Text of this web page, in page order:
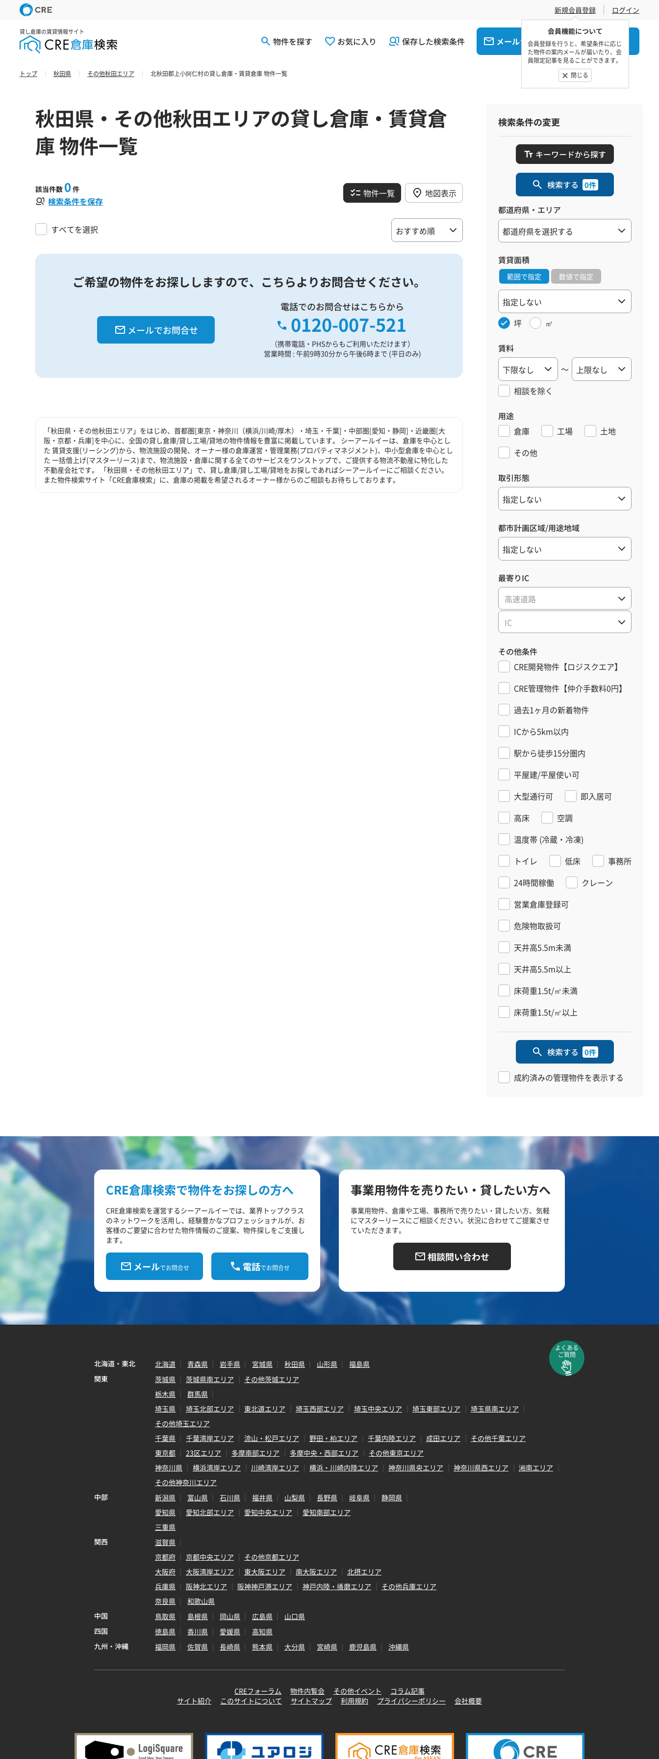
新規会員登録
会員機能について
会員登録を行うと、希望条件に応じ
た物件の案内メールが届いたり、会
員限定記事を見ることができます。
閉じる
ログイン
貸し倉庫の賃貸情報サイト
物件を探す お気に入り 保存した検索条件 メールでお問合せ 電話でお問合せ
トップ 秋田県 その他秋田エリア 北秋田郡上小阿仁村の貸し倉庫・賃貸倉庫 物件一覧
秋田県・その他秋田エリアの貸し倉庫・賃貸倉
庫 物件一覧
該当件数 0 件
検索条件を保存
物件一覧 地図表示
すべてを選択
ご希望の物件をお探ししますので、 こちらよりお問合せください。
メールでお問合せ
電話でのお問合せはこちらから
0120-007-521
（携帯電話・PHSからもご利用いただけます）
営業時間 : 午前9時30分から午後6時まで (平日のみ)
「秋田県・その他秋田エリア」をはじめ、首都圏[東京・神奈川（横浜/川崎/厚木）・埼玉・千葉]・中部圏[愛知・静岡]・近畿圏[大
阪・京都・兵庫]を中心に、全国の貸し倉庫/貸し工場/貸地の物件情報を豊富に掲載しています。 シーアールイーは、倉庫を中心とし
た 賃貸支援(リーシング)から、物流施設の開発、オーナー様の倉庫運営・管理業務(プロパティマネジメント)、中小型倉庫を中心とし
た 一括借上げ(マスターリース)まで、物流施設・倉庫に関する全てのサービスをワンストップで、ご提供する物流不動産に特化した
不動産会社です。 「秋田県・その他秋田エリア」で、貸し倉庫/貸し工場/貸地をお探しであればシーアールイーにご相談ください。
また物件検索サイト「CRE倉庫検索」に、倉庫の掲載を希望されるオーナー様からのご相談もお待ちしております。
検索条件の変更
キーワードから探す
検索する 0件
都道府県・エリア
賃貸面積
範囲で指定 数値で指定
坪 ㎡
賃料
～
相談を除く
用途
倉庫
工場
土地
その他
取引形態
都市計画区域/用途地域
最寄りIC
高速道路
IC
その他条件
CRE開発物件【ロジスクエア】
CRE管理物件【仲介手数料0円】
過去1ヶ月の新着物件
ICから5km以内
駅から徒歩15分圏内
平屋建/平屋使い可
大型通行可
即入居可
高床
空調
温度帯 (冷蔵・冷凍)
トイレ
低床
事務所
24時間稼働
クレーン
営業倉庫登録可
危険物取扱可
天井高5.5m未満
天井高5.5m以上
床荷重1.5t/㎡未満
床荷重1.5t/㎡以上
検索する 0件
成約済みの管理物件を表示する
CRE倉庫検索で物件をお探しの方へ
CRE倉庫検索を運営するシーアールイーでは、業界トップクラス
のネットワークを活用し、経験豊かなプロフェッショナルが、お
客様のご要望に合わせた物件情報のご提案、物件探しをご支援し
ます。
メールでお問合せ 電話でお問合せ
事業用物件を売りたい・貸したい方へ
事業用物件、倉庫や工場、事務所で売りたい・貸したい方、気軽
にマスターリースにご相談ください。状況に合わせてご提案させ
ていただきます。
相談問い合わせ
よくある
ご質問
北海道・東北 北海道 青森県 岩手県 宮城県 秋田県 山形県
福島県
関東
茨城県 茨城県南エリア
その他茨城エリア
栃木県
群馬県
埼玉県
埼玉北部エリア 東北道エリア 埼玉西部エリア 埼玉中央エリア 埼玉東部エリア
埼玉県南エリア
その他埼玉エリア
千葉県
千葉湾岸エリア 流山・松戸エリア 野田・柏エリア 千葉内陸エリア 成田エリア
その他千葉エリア
東京都
23区エリア 多摩南部エリア 多摩中央・西部エリア
その他東京エリア
神奈川県
横浜湾岸エリア 川崎湾岸エリア 横浜・川崎内陸エリア 神奈川県央エリア 神奈川県西エリア
湘南エリア
その他神奈川エリア
中部
新潟県 富山県 石川県 福井県 山梨県 長野県 岐阜県
静岡県
愛知県
愛知北部エリア 愛知中央エリア
愛知南部エリア
三重県
関西
滋賀県
京都府
京都中央エリア
その他京都エリア
大阪府
大阪湾岸エリア 東大阪エリア 南大阪エリア
北摂エリア
兵庫県
阪神北エリア 阪神神戸港エリア 神戸内陸・播磨エリア
その他兵庫エリア
奈良県
和歌山県
中国
鳥取県 島根県 岡山県 広島県
山口県
四国
徳島県 香川県 愛媛県
高知県
九州・沖縄
福岡県 佐賀県 長崎県 熊本県 大分県 宮崎県 鹿児島県 沖縄県
CREフォーラム 物件内覧会 その他イベント
コラム記事
サイト紹介
このサイトについて サイトマップ 利用規約 プライバシーポリシー 会社概要